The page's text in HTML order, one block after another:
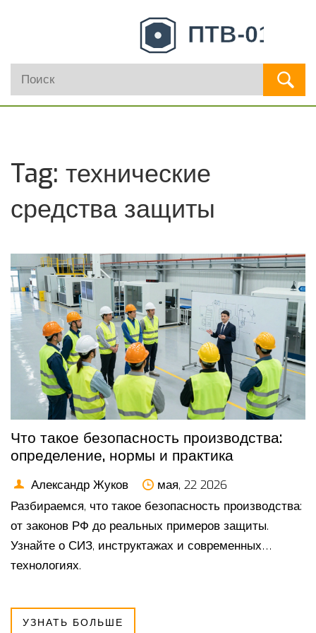
Tag: технические
средства защиты
Что такое безопасность производства:
определение, нормы и практика
Александр Жуков
мая, 22 2026
Разбираемся, что такое безопасность производства:
от законов РФ до реальных примеров защиты.
Узнайте о СИЗ, инструктажах и современных
технологиях.
УЗНАТЬ БОЛЬШЕ